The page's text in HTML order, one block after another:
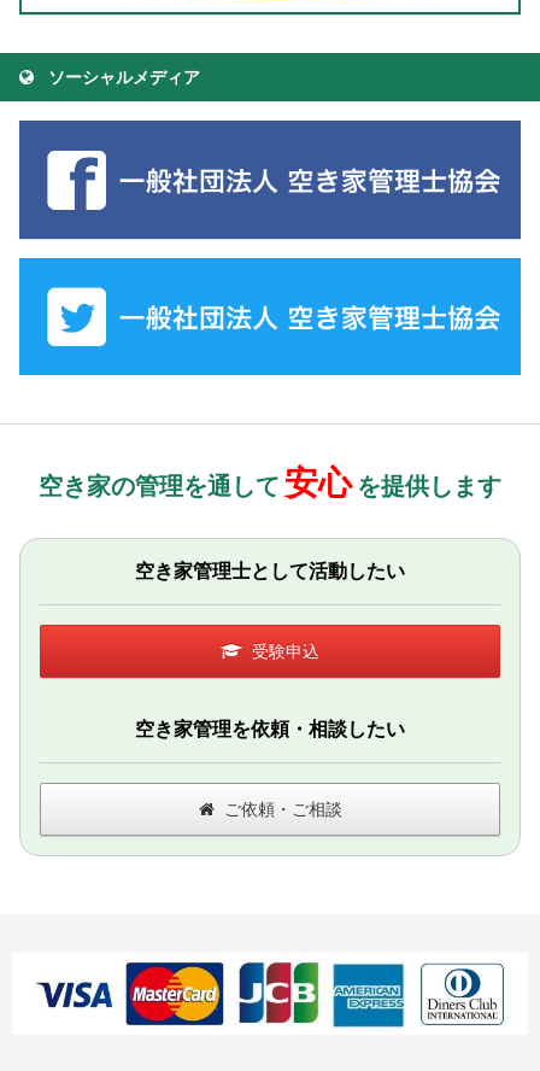
ソーシャルメディア
空き家の管理を通して 安心 を提供します
空き家管理士として活動したい
受験申込
空き家管理を依頼・相談したい
ご依頼・ご相談